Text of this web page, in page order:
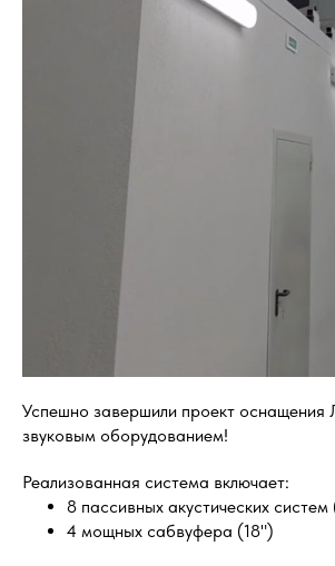
Успешно завершили проект оснащения
звуковым оборудованием!
Реализованная система включает:
8 пассивных акустических систем
4 мощных сабвуфера (18")